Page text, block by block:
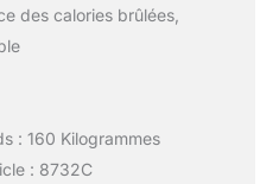
des calories brûlées,
: 160 Kilogrammes
: 8732C